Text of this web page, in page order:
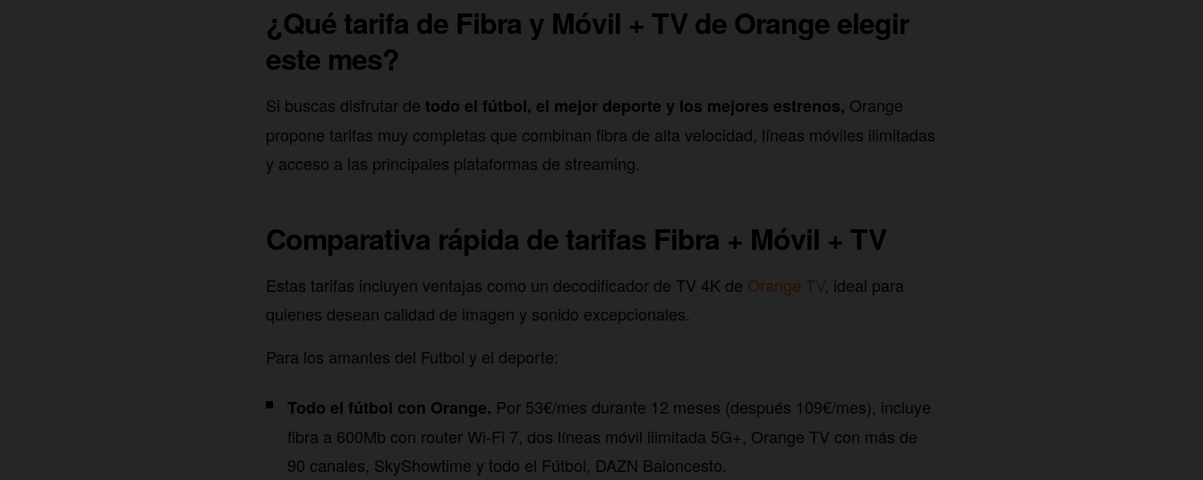
¿Qué tarifa de Fibra y Móvil + TV de Orange elegir
este mes?
Si buscas disfrutar de todo el fútbol, el mejor deporte y los mejores estrenos, Orange
propone tarifas muy completas que combinan fibra de alta velocidad, líneas móviles ilimitadas
y acceso a las principales plataformas de streaming.
Comparativa rápida de tarifas Fibra + Móvil + TV
Estas tarifas incluyen ventajas como un decodificador de TV 4K de Orange TV, ideal para
quienes desean calidad de imagen y sonido excepcionales.
Para los amantes del Futbol y el deporte:
Todo el fútbol con Orange. Por 53€/mes durante 12 meses (después 109€/mes), incluye
fibra a 600Mb con router Wi-Fi 7, dos líneas móvil ilimitada 5G+, Orange TV con más de
90 canales, SkyShowtime y todo el Fútbol, DAZN Baloncesto.